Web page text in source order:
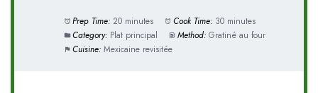
Prep Time: 20 minutes Cook Time: 30 minutes
Category: Plat principal Method: Gratiné au four
Cuisine: Mexicaine revisitée